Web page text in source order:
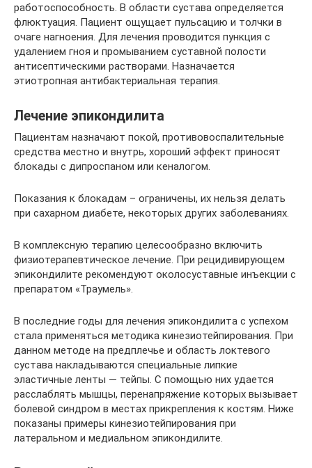
работоспособность. В области сустава определяется
флюктуация. Пациент ощущает пульсацию и толчки в
очаге нагноения. Для лечения проводится пункция с
удалением гноя и промыванием суставной полости
антисептическими растворами. Назначается
этиотропная антибактериальная терапия.
Лечение эпикондилита
Пациентам назначают покой, противовоспалительные
средства местно и внутрь, хороший эффект приносят
блокады с дипроспаном или кеналогом.
Показания к блокадам – ограничены, их нельзя делать
при сахарном диабете, некоторых других заболеваниях.
В комплексную терапию целесообразно включить
физиотерапевтическое лечение. При рецидивирующем
эпикондилите рекомендуют околосуставные инъекции с
препаратом «Траумель».
В последние годы для лечения эпикондилита с успехом
стала применяться методика кинезиотейпирования. При
данном методе на предплечье и область локтевого
сустава накладываются специальные липкие
эластичные ленты — тейпы. С помощью них удается
расслаблять мышцы, перенапряжение которых вызывает
болевой синдром в местах прикрепления к костям. Ниже
показаны примеры кинезиотейпирования при
латеральном и медиальном эпикондилите.